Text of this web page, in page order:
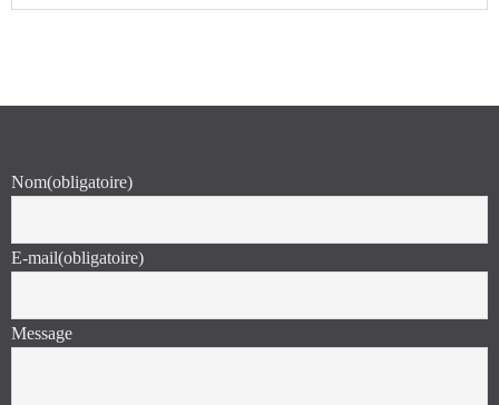
Nom(obligatoire)
E-mail(obligatoire)
Message